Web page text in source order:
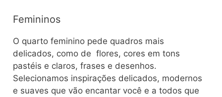
Femininos
O quarto feminino pede quadros mais
delicados, como de flores, cores em tons
pastéis e claros, frases e desenhos.
Selecionamos inspirações delicados, modernos
e suaves que vão encantar você e a todos que